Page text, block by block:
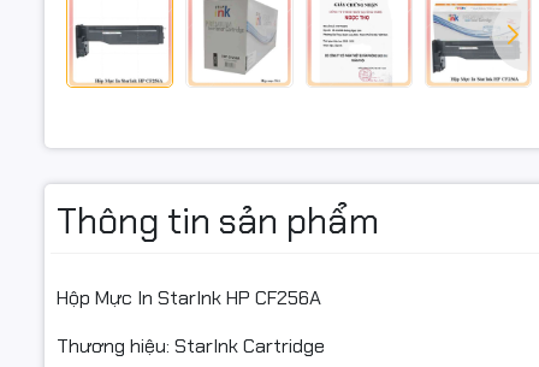
Thông tin sản phẩm
Hộp Mực In StarInk HP CF256A
Thương hiệu: StarInk Cartridge
Bản in
Trường